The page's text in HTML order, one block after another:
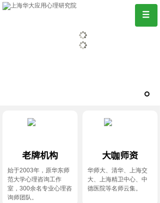
大咖师资
华师大、清华、上海交
大、上海精卫中心、中
德医院等名师云集。
老牌机构
始于2003年，原华东师
范大学心理咨询工作
室，300余名专业心理咨
询师团队。